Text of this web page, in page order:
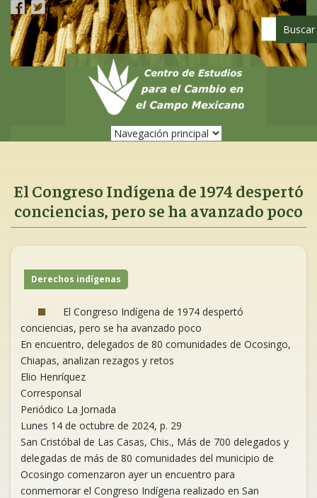
Pasar
contenido
principal
El Congreso Indígena de 1974 despertó
conciencias, pero se ha avanzado poco
Derechos indígenas
El Congreso Indígena de 1974 despertó
conciencias, pero se ha avanzado poco
En encuentro, delegados de 80 comunidades de Ocosingo,
Chiapas, analizan rezagos y retos
Elio Henríquez
Corresponsal
Periódico La Jornada
Lunes 14 de octubre de 2024, p. 29
San Cristóbal de Las Casas, Chis., Más de 700 delegados y
delegadas de más de 80 comunidades del municipio de
Ocosingo comenzaron ayer un encuentro para
conmemorar el Congreso Indígena realizado en San